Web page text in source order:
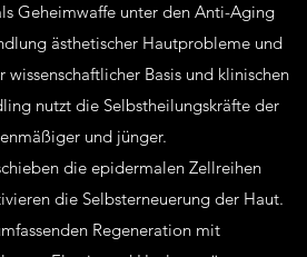
Geheimwaffe unter den Anti-Aging
ästhetischer Hautprobleme und
wissenschaftlicher Basis und klinischen
nutzt die Selbstheilungskräfte der
und jünger.
die epidermalen Zellreihen
die Selbsterneuerung der Haut.
Regeneration mit